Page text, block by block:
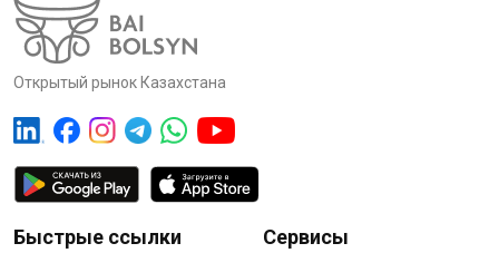
Открытый рынок Казахстана
Быстрые ссылки Сервисы